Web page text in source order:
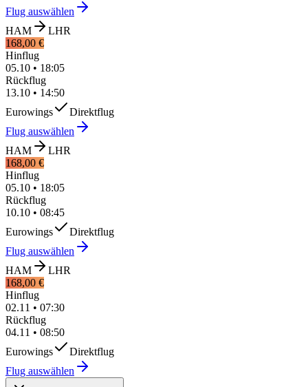
Flug auswählen
HAM
LHR
168,00 €
Hinflug
05.10 • 18:05
Rückflug
13.10 • 14:50
Eurowings
Direktflug
Flug auswählen
HAM
LHR
168,00 €
Hinflug
05.10 • 18:05
Rückflug
10.10 • 08:45
Eurowings
Direktflug
Flug auswählen
HAM
LHR
168,00 €
Hinflug
02.11 • 07:30
Rückflug
04.11 • 08:50
Eurowings
Direktflug
Flug auswählen